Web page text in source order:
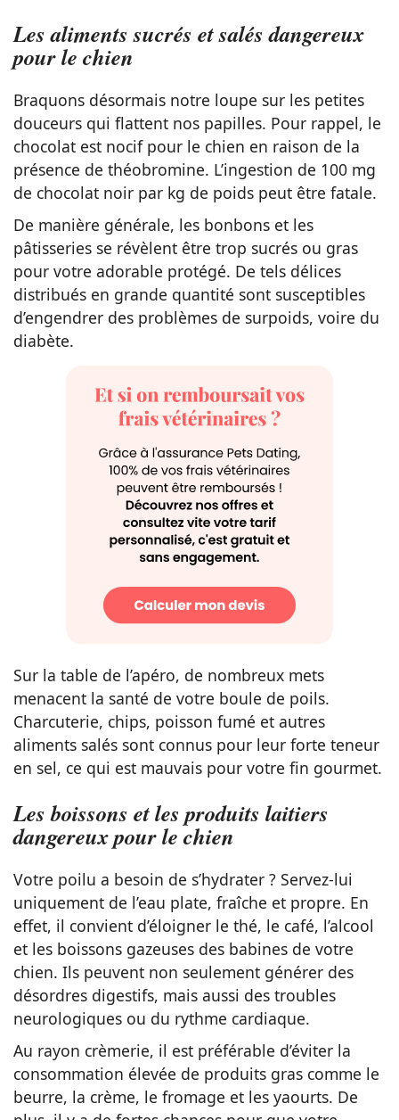
Les aliments sucrés et salés dangereux
pour le chien
Braquons désormais notre loupe sur les petites
douceurs qui flattent nos papilles. Pour rappel, le
chocolat est nocif pour le chien en raison de la
présence de théobromine. L’ingestion de 100 mg
de chocolat noir par kg de poids peut être fatale.
De manière générale, les bonbons et les
pâtisseries se révèlent être trop sucrés ou gras
pour votre adorable protégé. De tels délices
distribués en grande quantité sont susceptibles
d’engendrer des problèmes de surpoids, voire du
diabète.
Sur la table de l’apéro, de nombreux mets
menacent la santé de votre boule de poils.
Charcuterie, chips, poisson fumé et autres
aliments salés sont connus pour leur forte teneur
en sel, ce qui est mauvais pour votre fin gourmet.
Les boissons et les produits laitiers
dangereux pour le chien
Votre poilu a besoin de s’hydrater ? Servez-lui
uniquement de l’eau plate, fraîche et propre. En
effet, il convient d’éloigner le thé, le café, l’alcool
et les boissons gazeuses des babines de votre
chien. Ils peuvent non seulement générer des
désordres digestifs, mais aussi des troubles
neurologiques ou du rythme cardiaque.
Au rayon crèmerie, il est préférable d’éviter la
consommation élevée de produits gras comme le
beurre, la crème, le fromage et les yaourts. De